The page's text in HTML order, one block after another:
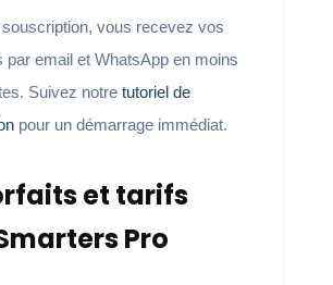
vous recevez vos
par email et WhatsApp en moins
Suivez notre tutoriel de
pour un démarrage immédiat.
et tarifs
Pro